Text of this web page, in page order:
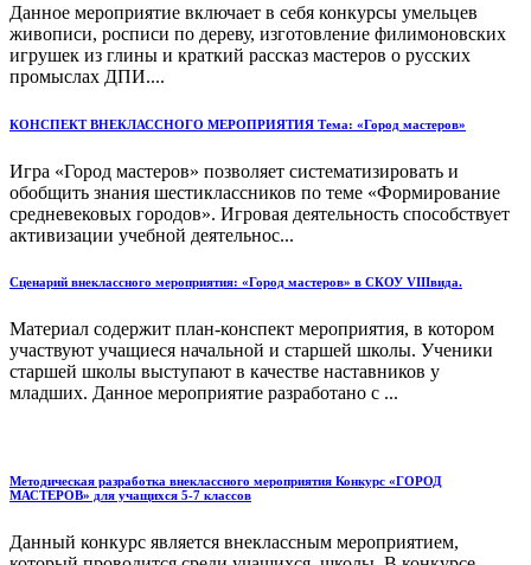
Данное мероприятие включает в себя конкурсы умельцев
живописи, росписи по дереву, изготовление филимоновских
игрушек из глины и краткий рассказ мастеров о русских
промыслах ДПИ....
КОНСПЕКТ ВНЕКЛАССНОГО МЕРОПРИЯТИЯ Тема: «Город мастеров»
Игра «Город мастеров» позволяет систематизировать и
обобщить знания шестиклассников по теме «Формирование
средневековых городов». Игровая деятельность способствует
активизации учебной деятельнос...
Сценарий внеклассного мероприятия: «Город мастеров» в СКОУ VIIIвида.
Материал содержит план-конспект мероприятия, в котором
участвуют учащиеся начальной и старшей школы. Ученики
старшей школы выступают в качестве наставников у
младших. Данное мероприятие разработано с ...
Методическая разработка внеклассного мероприятия Конкурс «ГОРОД
МАСТЕРОВ» для учащихся 5-7 классов
Данный конкурс является внеклассным мероприятием,